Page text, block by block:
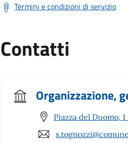
Termini e condizioni di servizio
Contatti
Organizzazione,
Piazza del Duomo,